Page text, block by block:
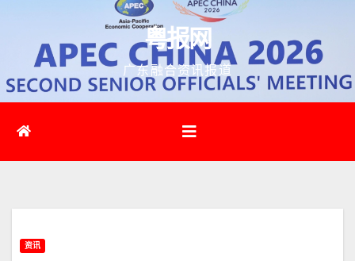
容
粤报网
广东融合资讯报道
资讯